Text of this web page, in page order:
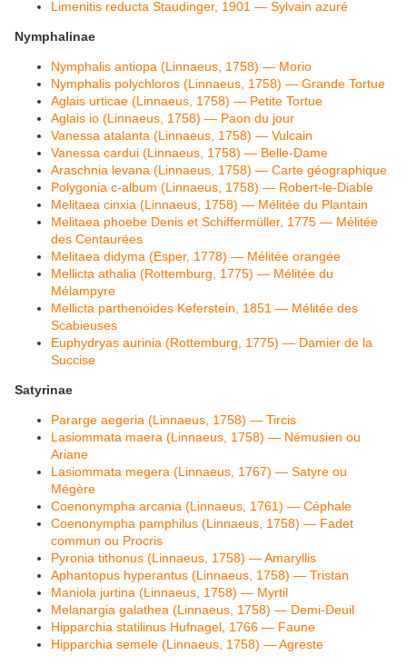
Limenitis reducta Staudinger, 1901 — Sylvain azuré
Nymphalinae
Nymphalis antiopa (Linnaeus, 1758) — Morio
Nymphalis polychloros (Linnaeus, 1758) — Grande Tortue
Aglais urticae (Linnaeus, 1758) — Petite Tortue
Aglais io (Linnaeus, 1758) — Paon du jour
Vanessa atalanta (Linnaeus, 1758) — Vulcain
Vanessa cardui (Linnaeus, 1758) — Belle-Dame
Araschnia levana (Linnaeus, 1758) — Carte géographique
Polygonia c-album (Linnaeus, 1758) — Robert-le-Diable
Melitaea cinxia (Linnaeus, 1758) — Mélitée du Plantain
Melitaea phoebe Denis et Schiffermüller, 1775 — Mélitée
des Centaurées
Melitaea didyma (Esper, 1778) — Mélitée orangée
Mellicta athalia (Rottemburg, 1775) — Mélitée du
Mélampyre
Mellicta parthenoides Keferstein, 1851 — Mélitée des
Scabieuses
Euphydryas aurinia (Rottemburg, 1775) — Damier de la
Succise
Satyrinae
Pararge aegeria (Linnaeus, 1758) — Tircis
Lasiommata maera (Linnaeus, 1758) — Némusien ou
Ariane
Lasiommata megera (Linnaeus, 1767) — Satyre ou
Mégère
Coenonympha arcania (Linnaeus, 1761) — Céphale
Coenonympha pamphilus (Linnaeus, 1758) — Fadet
commun ou Procris
Pyronia tithonus (Linnaeus, 1758) — Amaryllis
Aphantopus hyperantus (Linnaeus, 1758) — Tristan
Maniola jurtina (Linnaeus, 1758) — Myrtil
Melanargia galathea (Linnaeus, 1758) — Demi-Deuil
Hipparchia statilinus Hufnagel, 1766 — Faune
Hipparchia semele (Linnaeus, 1758) — Agreste